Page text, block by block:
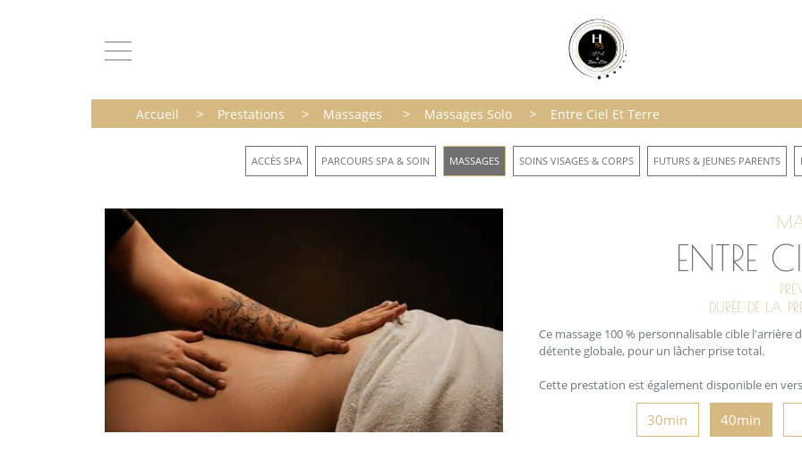
Accueil > Prestations > Massages > Massages Solo > Entre Ciel Et Terre
ACCÈS SPA PARCOURS SPA & SOIN MASSAGES SOINS VISAGES & CORPS FUTURS & JEUNES PARENTS
ENTRE
DURÉE DE LA
Ce massage 100 % personnalisable cible
détente globale, pour un lâcher prise total.
Cette prestation est également disponible en
30min 40min